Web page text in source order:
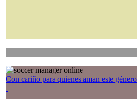
Con cariño para quienes aman este género
...